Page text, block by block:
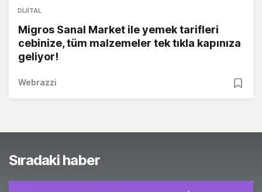
DIJITAL
Migros Sanal Market ile yemek tarifleri
cebinize, tüm malzemeler tek tıkla kapınıza
geliyor!
Webrazzi
Sıradaki haber